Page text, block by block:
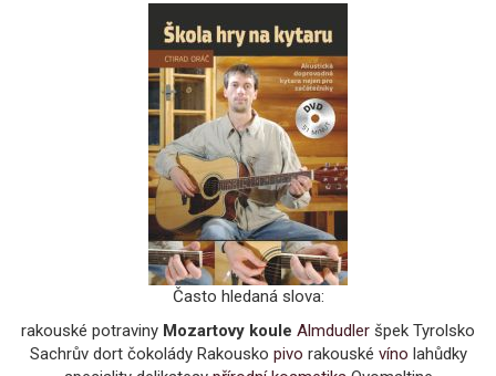
Často hledaná slova:
rakouské potraviny Mozartovy koule Almdudler špek Tyrolsko
Sachrův dort čokolády Rakousko pivo rakouské víno lahůdky